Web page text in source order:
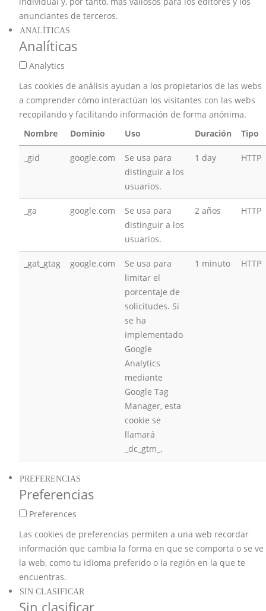
anunciantes de terceros.
ANALÍTICAS
Analíticas
Analytics
Las cookies de análisis ayudan a los propietarios de las webs
a comprender cómo interactúan los visitantes con las webs
recopilando y facilitando información de forma anónima.
Nombre
Dominio Uso Duración Tipo
_gid google.com
Se usa para
distinguir a los
usuarios.
1 day HTTP
_ga google.com
Se usa para
distinguir a los
usuarios.
2 años HTTP
_gat_gtag google.com
Se usa para
limitar el
porcentaje de
solicitudes. Si
se ha
implementado
Google
Analytics
mediante
Google Tag
Manager, esta
cookie se
llamará
_dc_gtm_.
1 minuto HTTP
PREFERENCIAS
Preferencias
Preferences
Las cookies de preferencias permiten a una web recordar
información que cambia la forma en que se comporta o se ve
la web, como tu idioma preferido o la región en la que te
encuentras.
SIN CLASIFICAR
Sin clasificar